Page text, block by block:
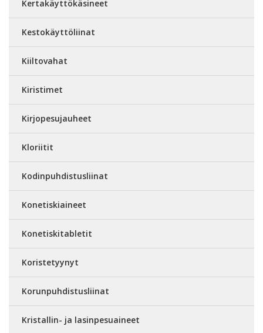
Kertakäyttökäsineet
Kestokäyttöliinat
Kiiltovahat
Kiristimet
Kirjopesujauheet
Kloriitit
Kodinpuhdistusliinat
Konetiskiaineet
Konetiskitabletit
Koristetyynyt
Korunpuhdistusliinat
Kristallin- ja lasinpesuaineet